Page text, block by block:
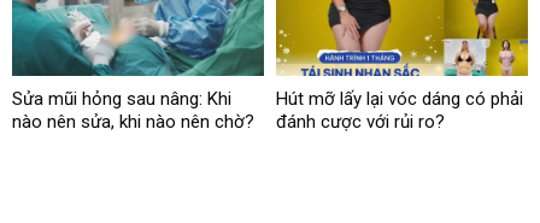
Sửa mũi hỏng sau nâng: Khi
nào nên sửa, khi nào nên chờ?
Hút mỡ lấy lại vóc dáng có phải
đánh cược với rủi ro?